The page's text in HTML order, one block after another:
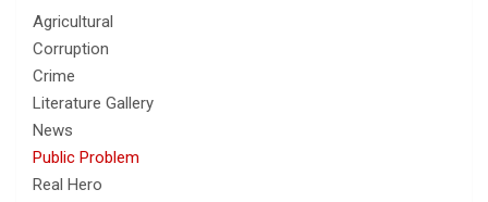
Agricultural
Corruption
Crime
Literature Gallery
News
Public Problem
Real Hero